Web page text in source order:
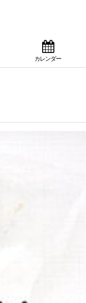
カレンダー